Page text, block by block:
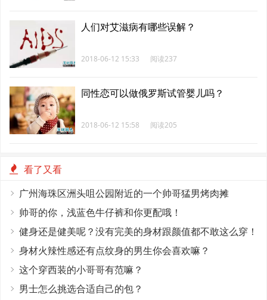
人们对艾滋病有哪些误解？
2018-06-12 15:33 阅读237
同性恋可以做俄罗斯试管婴儿吗？
2018-06-12 15:58 阅读205
看了又看
广州海珠区洲头咀公园附近的一个帅哥猛男烤肉摊
帅哥的你，浅蓝色牛仔裤和你更配哦！
健身还是健美呢？没有完美的身材跟颜值都不敢这么穿！
身材火辣性感还有点纹身的男生你会喜欢嘛？
这个穿西装的小哥哥有范嘛？
男士怎么挑选合适自己的包？